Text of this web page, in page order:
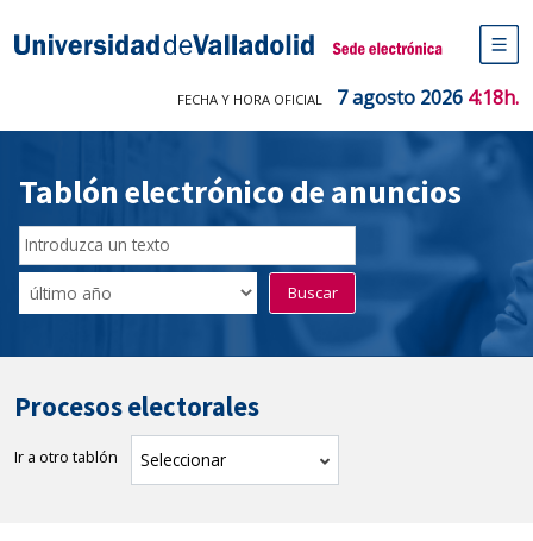
Sede electrónica Universidad de
de
FECHA Y HORA OFICIAL 7 agosto 2026 4:18h.
Tablón electrónico de anuncios
Buscador
del
Tablón
Filtro
de
Buscar
Procesos electorales
Ir a otro tablón Seleccionar tablón